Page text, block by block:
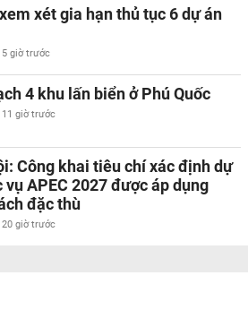
xét gia hạn thủ tục 6 dự án
5 giờ trước
4 khu lấn biển ở Phú Quốc
11 giờ trước
Công khai tiêu chí xác định dự
vụ APEC 2027 được áp dụng
đặc thù
20 giờ trước